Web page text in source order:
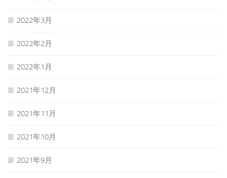
2022年3月
2022年2月
2022年1月
2021年12月
2021年11月
2021年10月
2021年9月